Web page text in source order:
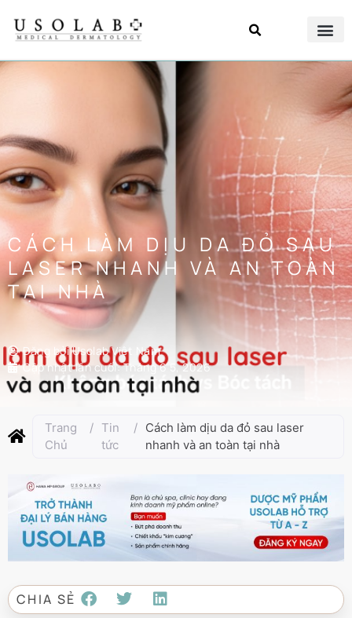
CÁCH LÀM DỊU DA ĐỎ SAU
LASER NHANH VÀ AN TOÀN
TẠI NHÀ
Đăng bởiUsolab Việt Nam
Cập nhật lần cuối:Tháng 6 5, 2026
Trang
Chủ
/ Tin
tức
/
Cách làm dịu da đỏ sau laser
nhanh và an toàn tại nhà
CHIA SẺ